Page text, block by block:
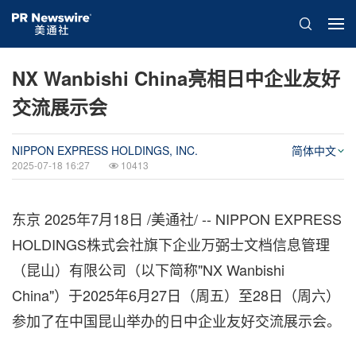
NX Wanbishi China亮相日中企业友好
交流展示会
NIPPON EXPRESS HOLDINGS, INC.
2025-07-18 16:27 10413
简体中文
东京 2025年7月18日 /美通社/ -- NIPPON EXPRESS
HOLDINGS株式会社旗下企业万弼士文档信息管理
（昆山）有限公司（以下简称"NX Wanbishi
China"）于2025年6月27日（周五）至28日（周六）
参加了在中国昆山举办的日中企业友好交流展示会。